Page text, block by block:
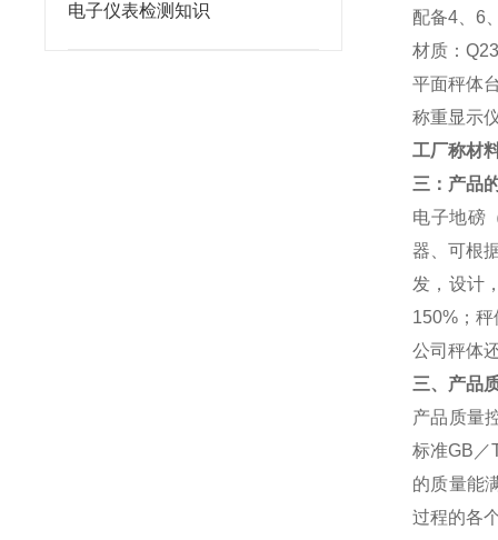
电子仪表检测知识
配备4、6
材质：
平面秤体
称重显示
工厂称材
三：产品
电子地磅
器、可根
发，设计
150%；
公司秤体
三、产品
产品质量
标准GB／
的质量能
过程的各